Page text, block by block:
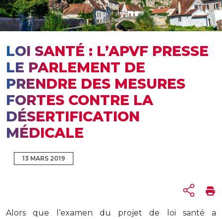
LOI SANTÉ : L’APVF PRESSE
LE PARLEMENT DE
PRENDRE DES MESURES
FORTES CONTRE LA
DÉSERTIFICATION
MÉDICALE
13 MARS 2019
Alors que l’examen du projet de loi santé a